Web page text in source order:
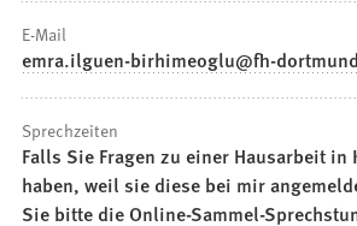
E-Mail
emra.ilguen-birhimeoglu fh-dortmund
Sprechzeiten
Falls Sie Fragen zu einer Hausarbeit in
haben, weil sie diese bei mir
Sie bitte die Online-Sammel-